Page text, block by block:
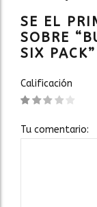
SE EL
SOBRE
SIX PACK”
Calificación
Tu comentario: